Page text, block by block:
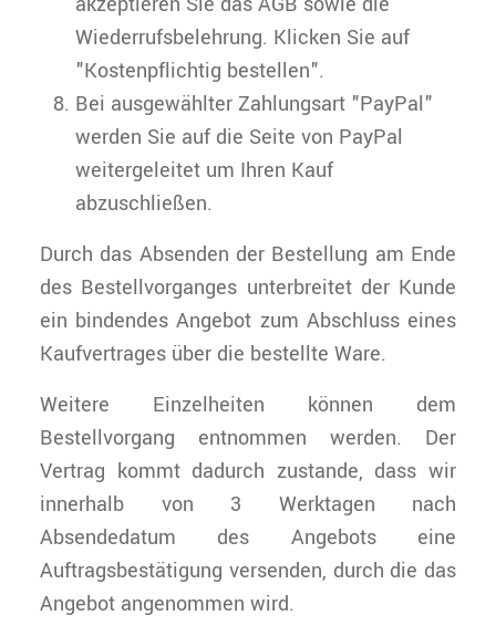
Wiederrufsbelehrung. Klicken Sie auf
"Kostenpflichtig bestellen".
Bei ausgewählter Zahlungsart "PayPal"
werden Sie auf die Seite von PayPal
weitergeleitet um Ihren Kauf
abzuschließen.
Durch das Absenden der Bestellung am Ende
des Bestellvorganges unterbreitet der Kunde
ein bindendes Angebot zum Abschluss eines
Kaufvertrages über die bestellte Ware.
Weitere Einzelheiten können dem
Bestellvorgang entnommen werden. Der
Vertrag kommt dadurch zustande, dass wir
innerhalb von 3 Werktagen nach
Absendedatum des Angebots eine
Auftragsbestätigung versenden, durch die das
Angebot angenommen wird.